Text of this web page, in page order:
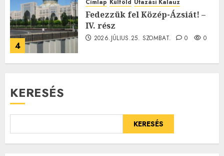
4
Címlap Külföld Utazási Kalauz
Fedezzük fel Közép-Ázsiát! –
IV. rész
2026.JÚLIUS.25. SZOMBAT. 0 0
KERESÉS
KERESÉS